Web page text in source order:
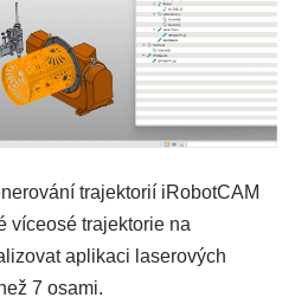
trajektorií iRobotCAM
víceosé trajektorie na
aplikaci laserových
7 osami.